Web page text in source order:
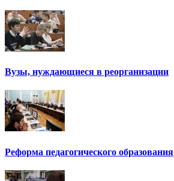
Вузы, нуждающиеся в реорганизации
Реформа педагогического образования